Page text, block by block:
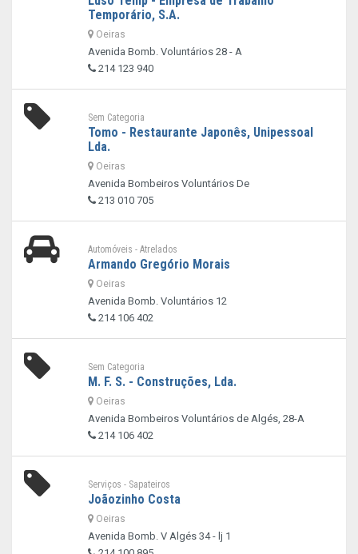
Temporário, S.A.
Oeiras
Avenida Bomb. Voluntários 28 - A
214 123 940
Sem Categoria
Tomo - Restaurante Japonês, Unipessoal
Lda.
Oeiras
Avenida Bombeiros Voluntários De
213 010 705
Automóveis - Atrelados
Armando Gregório Morais
Oeiras
Avenida Bomb. Voluntários 12
214 106 402
Sem Categoria
M. F. S. - Construções, Lda.
Oeiras
Avenida Bombeiros Voluntários de Algés, 28-A
214 106 402
Serviços - Sapateiros
Joãozinho Costa
Oeiras
Avenida Bomb. V Algés 34 - lj 1